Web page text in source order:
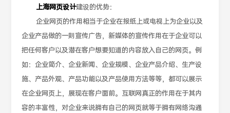
上海网页设计建设的优势：
企业网页的作用相当于企业在报纸上或电视上为企业以及
企业产品做的一则宣传广告，新媒体的宣传作用在于企业可以
把任何客户以及潜在客户想要知道的内容放入自己的网页。例
如：企业简介、企业新闻、企业规模、企业产品介绍、生产设
施、产品外观、产品功能以及产品使用方法等等，都可以展示
在企业网页上，展现在客户面前。互联网真正的作用在于其内
容的丰富性，对企业来说拥有自己的网页就等于拥有网络沟通